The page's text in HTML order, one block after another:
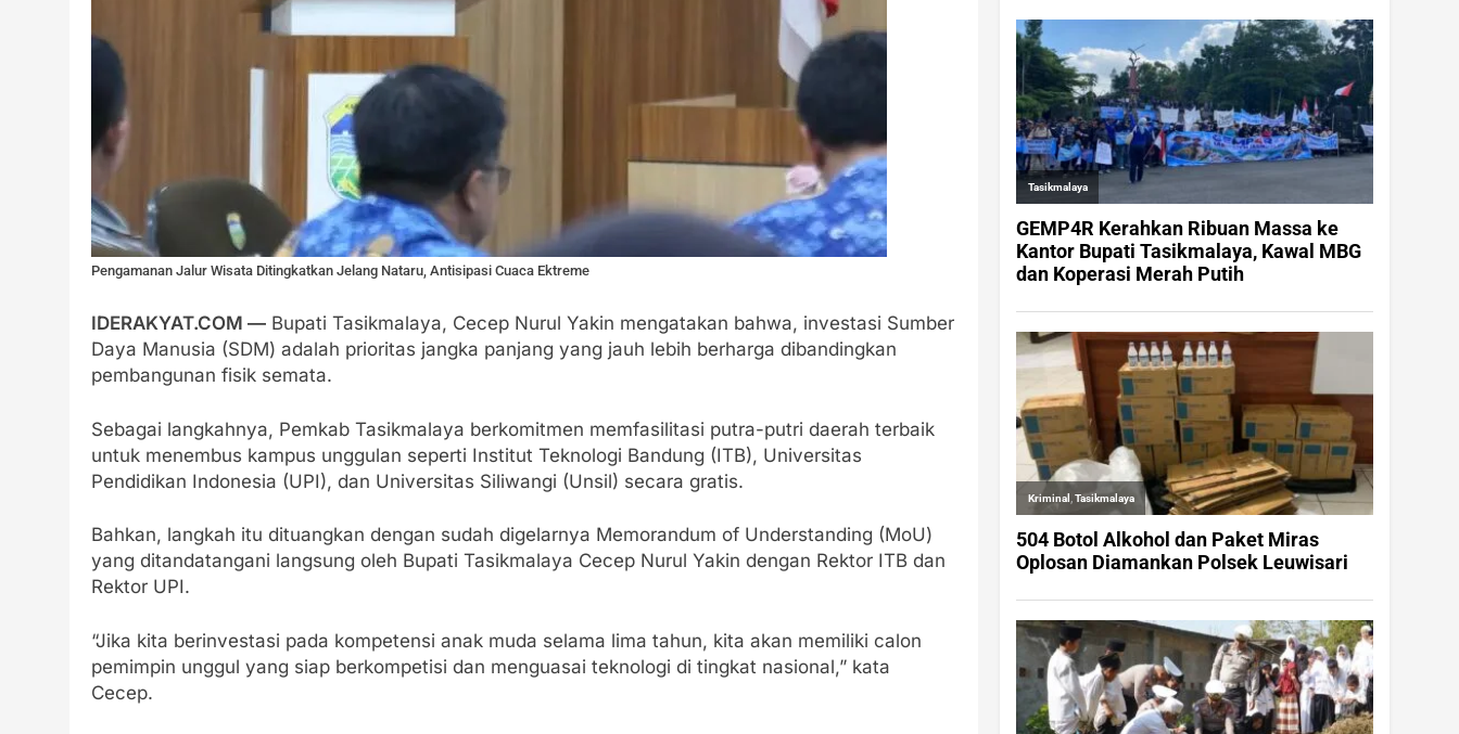
Pengamanan Jalur Wisata Ditingkatkan Jelang Nataru, Antisipasi Cuaca Ektreme
IDERAKYAT.COM — Bupati Tasikmalaya, Cecep Nurul Yakin mengatakan bahwa, investasi Sumber
Daya Manusia (SDM) adalah prioritas jangka panjang yang jauh lebih berharga dibandingkan
pembangunan fisik semata.
Sebagai langkahnya, Pemkab Tasikmalaya berkomitmen memfasilitasi putra-putri daerah terbaik
untuk menembus kampus unggulan seperti Institut Teknologi Bandung (ITB), Universitas
Pendidikan Indonesia (UPI), dan Universitas Siliwangi (Unsil) secara gratis.
Bahkan, langkah itu dituangkan dengan sudah digelarnya Memorandum of Understanding (MoU)
yang ditandatangani langsung oleh Bupati Tasikmalaya Cecep Nurul Yakin dengan Rektor ITB dan
Rektor UPI.
“Jika kita berinvestasi pada kompetensi anak muda selama lima tahun, kita akan memiliki calon
pemimpin unggul yang siap berkompetisi dan menguasai teknologi di tingkat nasional,” kata
Cecep.